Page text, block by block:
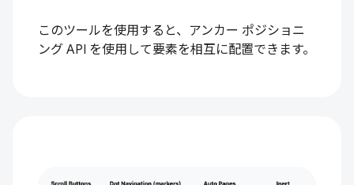
このツールを使用すると、アンカー ポジショニ
ング API を使用して要素を相互に配置できます。